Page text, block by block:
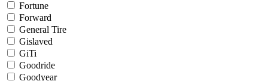
Fortune
Forward
General Tire
Gislaved
GiTi
Goodride
Goodyear